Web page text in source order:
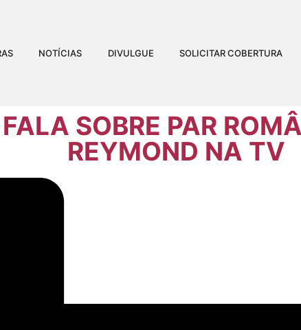
NOTÍCIAS DIVULGUE SOLICITAR COBERTURA
SOBRE PAR
REYMOND NA TV